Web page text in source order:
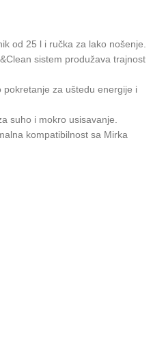
od 25 l i ručka za lako nošenje.
sistem produžava trajnost
pokretanje za uštedu energije i
suho i mokro usisavanje.
kompatibilnost sa Mirka